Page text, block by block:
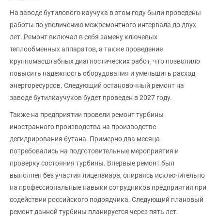
На заводе бутилового каучука в этом году были проведены
работы по увеличению межремонтного интервала до двух
лет. Ремонт включал в себя замену ключевых
теплообменных аппаратов, а также проведение
крупномасштабных диагностических работ, что позволило
повысить надежность оборудования и уменьшить расход
энергоресурсов. Следующий остановочный ремонт на
заводе бутилкаучуков будет проведен в 2027 году.
Также на предприятии провели ремонт турбины
иностранного производства на производстве
дегидрирования бутана. Примерно два месяца
потребовались на подготовительные мероприятия и
проверку состояния турбины. Впервые ремонт был
выполнен без участия лицензиара, опираясь исключительно
на профессиональные навыки сотрудников предприятия при
содействии российского подрядчика. Следующий плановый
ремонт данной турбины планируется через пять лет.